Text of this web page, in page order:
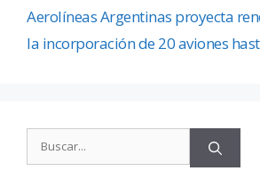
Aerolíneas Argentinas proyecta
la incorporación de 20 aviones